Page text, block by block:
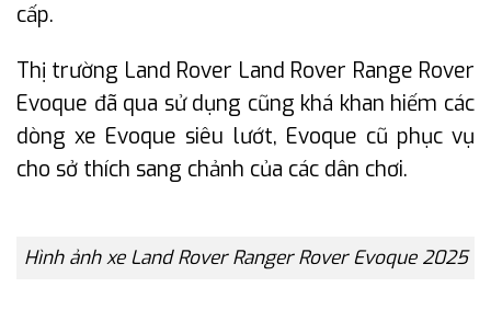
cấp.
Thị trường Land Rover Land Rover Range Rover
Evoque đã qua sử dụng cũng khá khan hiếm các
dòng xe Evoque siêu lướt, Evoque cũ phục vụ
cho sở thích sang chảnh của các dân chơi.
Hình ảnh xe Land Rover Ranger Rover Evoque 2025